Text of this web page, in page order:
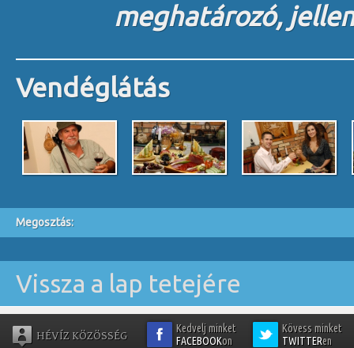
meghatározó,
Vendéglátás
Megosztás:
Vissza a lap tetejére
HÉVÍZ KÖZÖSSÉG
Kedvelj minket
FACEBOOKon
Kövess minket
TWITTERen